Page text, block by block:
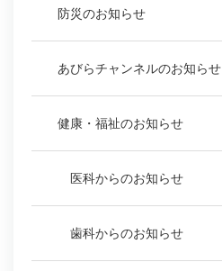
防災のお知らせ
あびらチャンネルのお知らせ
健康・福祉のお知らせ
医科からのお知らせ
歯科からのお知らせ